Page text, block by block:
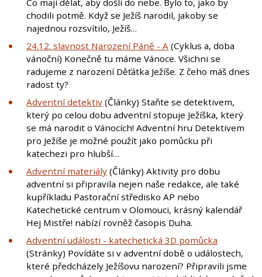
chodili potmě. Když se Ježíš narodil, jakoby se
najednou rozsvítilo, Ježíš…
24.12. slavnost Narození Páně - A (Cyklus a, doba
vánoční) Konečně tu máme Vánoce. Všichni se
radujeme z narození Děťátka Ježíše. Z čeho máš dnes
radost ty?
Adventní detektiv (Články) Staňte se detektivem,
který po celou dobu adventní stopuje Ježíška, který
se má narodit o Vánocích! Adventní hru Detektivem
pro Ježíše je možné použít jako pomůcku při
katechezi pro hlubší…
Adventní materiály (Články) Aktivity pro dobu
adventní si připravila nejen naše redakce, ale také
kupříkladu Pastorační středisko AP nebo
Katechetické centrum v Olomouci, krásný kalendář
Hej Mistře! nabízí rovněž časopis Duha.
Adventní události - katechetická 3D pomůcka
(Stránky) Povídáte si v adventní době o událostech,
které předcházely Ježíšovu narození? Připravili jsme